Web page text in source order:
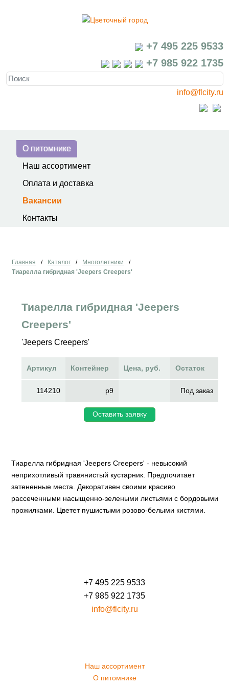
+7 495 225 9533
+7 985 922 1735
info@flcity.ru
О питомнике
Наш ассортимент
Оплата и доставка
Вакансии
Контакты
Главная / Каталог / Многолетники
/
Тиарелла гибридная 'Jeepers Creepers'
Тиарелла гибридная 'Jeepers
Creepers'
'Jeepers Creepers'
Артикул Контейнер Цена, руб. Остаток
114210 p9 Под заказ
Оставить заявку
Тиарелла гибридная 'Jeepers Creepers' - невысокий
неприхотливый травянистый кустарник. Предпочитает
затененные места. Декоративен своими красиво
рассеченными насыщенно-зелеными листьями с бордовыми
прожилками. Цветет пушистыми розово-белыми кистями.
+7 495 225 9533
+7 985 922 1735
info@flcity.ru
Наш ассортимент
О питомнике